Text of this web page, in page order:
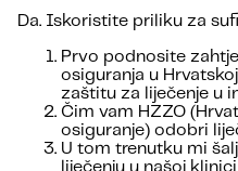
Da. Iskoristite priliku za
Prvo podnosite
osiguranja u
zaštitu za liječenje u
Čim vam HZZO
osiguranje) odobri
U tom trenutku mi
liječenju u našoj